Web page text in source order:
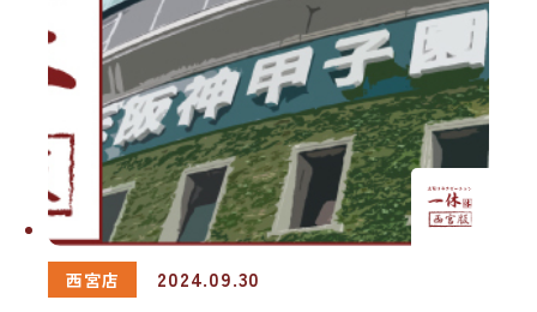
西宮店 2024.09.30